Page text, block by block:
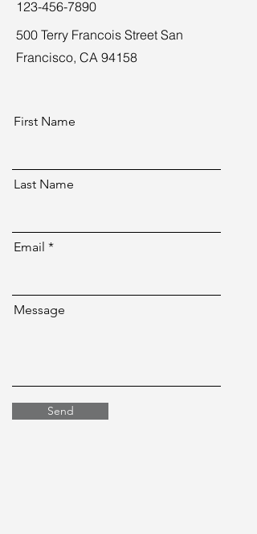
123-456-7890
500 Terry Francois Street San
Francisco, CA 94158
First Name
Last Name
Email
Message
Send